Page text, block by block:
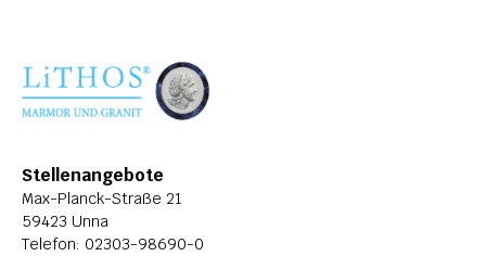
Stellenangebote
Max-Planck-Straße 21
59423 Unna
Telefon: 02303-98690-0